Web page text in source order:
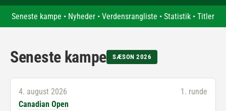
Seneste kampe • Nyheder • Verdensrangliste • Statistik • Titler
Seneste kampe SÆSON 2026
4. august 2026
1. runde
Canadian Open